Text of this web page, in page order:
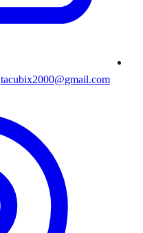
tacubix2000@gmail.com